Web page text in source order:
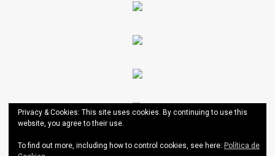
Privacy & Cookies: This site uses cookies. By continuing to use this
website, you agree to their use.
To find out more, including how to control cookies, see here: Política de